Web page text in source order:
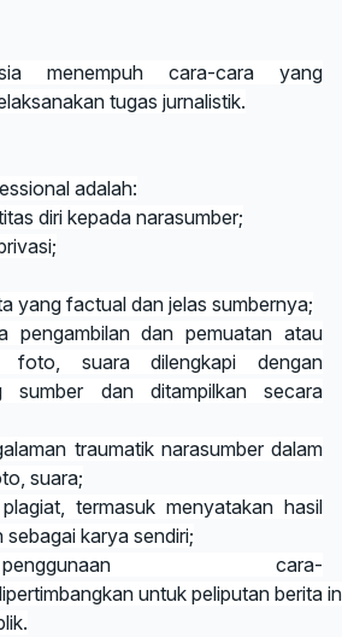
menempuh cara-cara yang
tugas jurnalistik.
adalah:
diri kepada narasumber;
yang factual dan jelas sumbernya;
pengambilan dan pemuatan atau
foto, suara dilengkapi dengan
sumber dan ditampilkan secara
traumatik narasumber dalam
suara;
termasuk menyatakan hasil
karya sendiri;
cara-
untuk peliputan berita